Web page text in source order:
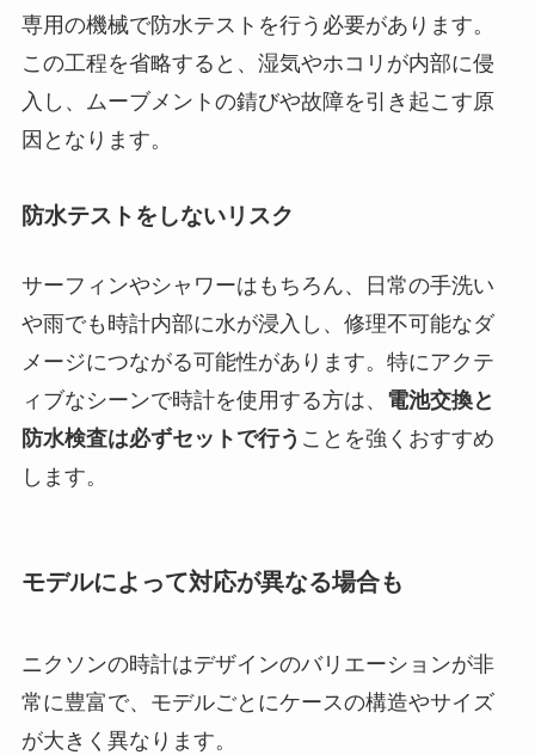
専用の機械で防水テストを行う必要があります。
この工程を省略すると、湿気やホコリが内部に侵
入し、ムーブメントの錆びや故障を引き起こす原
因となります。
防水テストをしないリスク
サーフィンやシャワーはもちろん、日常の手洗い
や雨でも時計内部に水が浸入し、修理不可能なダ
メージにつながる可能性があります。特にアクテ
ィブなシーンで時計を使用する方は、 電池交換と
防水検査は必ずセットで行う ことを強くおすすめ
します。
モデルによって対応が異なる場合も
ニクソンの時計はデザインのバリエーションが非
常に豊富で、モデルごとにケースの構造やサイズ
が大きく異なります。